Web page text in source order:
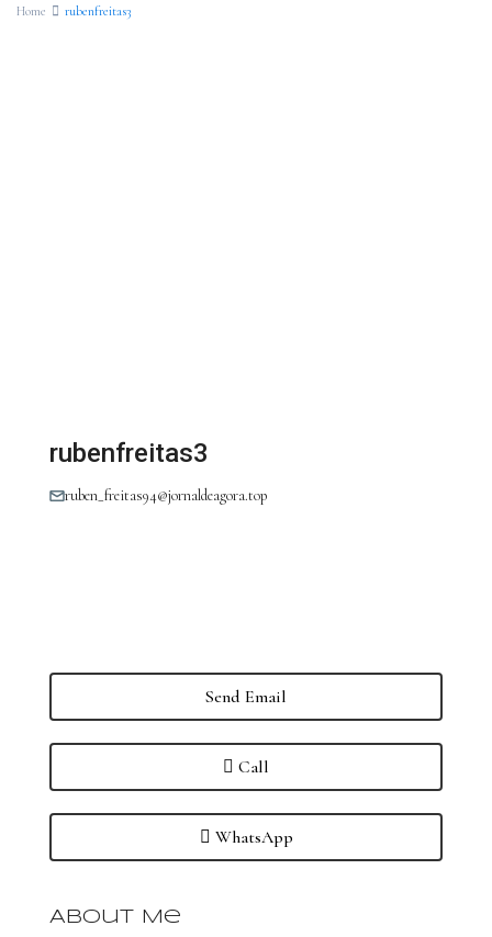
Home rubenfreitas3
rubenfreitas3
ruben_freitas94@jornaldeagora.top
Send Email
Call
WhatsApp
About Me